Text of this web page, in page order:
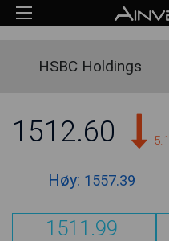
HSBC Holdings
1512.60 -
Høy: 1557.39
1511.99